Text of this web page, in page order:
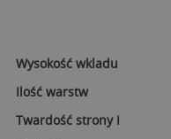
Wysokość wkladu
Ilość warstw
Twardość strony I